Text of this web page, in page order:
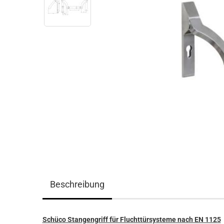
Beschreibung
Schüco Stangengriff für Fluchttürsysteme nach EN 1125